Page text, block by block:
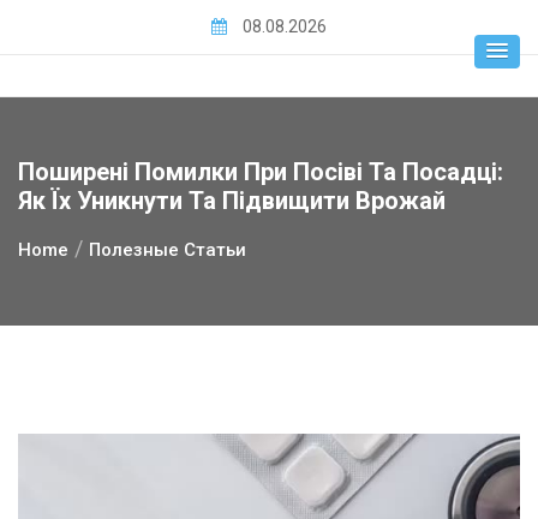
08.08.2026
Поширені Помилки При Посіві Та Посадці:
Як Їх Уникнути Та Підвищити Врожай
Home Полезные Статьи